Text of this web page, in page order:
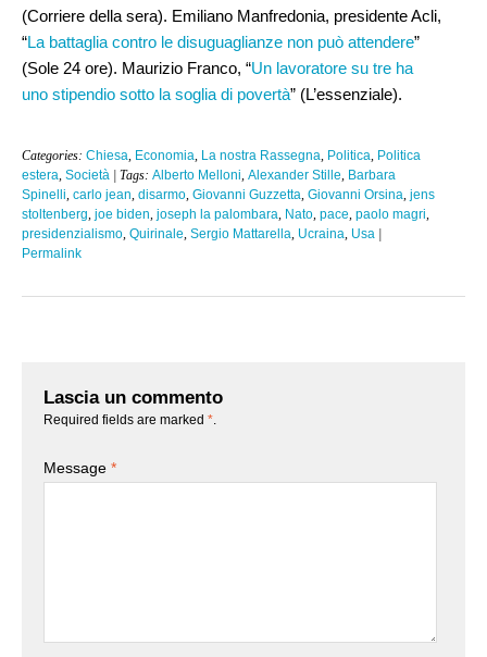
(Corriere della sera). Emiliano Manfredonia, presidente Acli,
“La battaglia contro le disuguaglianze non può attendere”
(Sole 24 ore). Maurizio Franco, “Un lavoratore su tre ha
uno stipendio sotto la soglia di povertà” (L’essenziale).
Categories: Chiesa Economia La nostra Rassegna Politica Politica
estera Società | Tags: Alberto Melloni Alexander Stille Barbara
Spinelli carlo jean disarmo Giovanni Guzzetta Giovanni Orsina jens
stoltenberg joe biden joseph la palombara Nato pace paolo magri
presidenzialismo Quirinale Sergio Mattarella Ucraina Usa |
Permalink
Lascia un commento
Required fields are marked *
Message *